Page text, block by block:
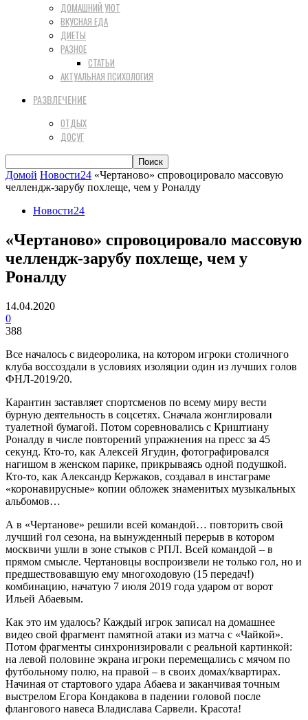
ДОМАШНИЙ УЮТ
ВКУСНАЯ ЕДА
ДИЕТЫ
РАЗНОЕ
СТАТЬИ
АКТУАЛЬНАЯ ПСИХОЛОГИЯ
РАЗВЛЕЧЕНИЕ
ОТДЫХ
ДОСУГ
Домой Новости24 «Чертаново» спровоцировало массовую
челлендж-зарубу похлеще, чем у Роналду
Новости24
«Чертаново» спровоцировало массовую
челлендж-зарубу похлеще, чем у
Роналду
14.04.2020
0
388
Все началось с видеоролика, на котором игроки столичного
клуба воссоздали в условиях изоляции один из лучших голов
ФНЛ-2019/20.
Карантин заставляет спортсменов по всему миру вести
бурную деятельность в соцсетях. Сначала жонглировали
туалетной бумагой. Потом соревновались с Криштиану
Роналду в числе повторений упражнения на пресс за 45
секунд. Кто-то, как Алексей Ягудин, фотографировался
нагишом в женском парике, прикрываясь одной подушкой.
Кто-то, как Александр Кержаков, создавал в инстаграме
«коронавирусные» копии обложек знаменитых музыкальных
альбомов…
А в «Чертанове» решили всей командой… повторить свой
лучший гол сезона, на вынужденный перерыв в котором
москвичи ушли в зоне стыков с РПЛ. Всей командой – в
прямом смысле. Чертановцы воспроизвели не только гол, но и
предшествовавшую ему многоходовую (15 передач!)
комбинацию, начатую 7 июля 2019 года ударом от ворот
Ильей Абаевым.
Как это им удалось? Каждый игрок записал на домашнее
видео свой фрагмент памятной атаки из матча с «Чайкой».
Потом фрагменты синхронизировали с реальной картинкой:
на левой половине экрана игроки перемещались с мячом по
футбольному полю, на правой – в своих домах/квартирах.
Начиная от стартового удара Абаева и заканчивая точным
выстрелом Егора Кондакова в падении головой после
флангового навеса Владислава Сарвели. Красота!